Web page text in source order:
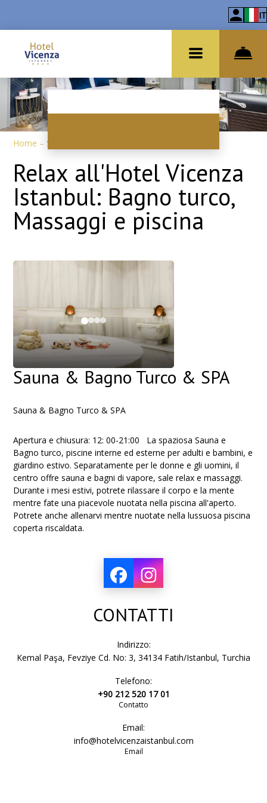
IT
Home – Servizi
Relax all'Hotel Vicenza
Istanbul: Bagno turco,
Massaggi e piscina
Sauna & Bagno Turco & SPA
Sauna & Bagno Turco & SPA
Apertura e chiusura: 12: 00-21:00 La spaziosa Sauna e
Bagno turco, piscine interne ed esterne per adulti e bambini, e
giardino estivo. Separatamente per le donne e gli uomini, il
centro offre sauna e bagni di vapore, sale relax e massaggi.
Durante i mesi estivi, potrete rilassare il corpo e la mente
mentre fate una piacevole nuotata nella piscina all'aperto.
Potrete anche allenarvi mentre nuotate nella lussuosa piscina
coperta riscaldata.
CONTATTI
Indirizzo:
Kemal Paşa, Fevziye Cd. No: 3, 34134 Fatih/Istanbul, Turchia
Telefono:
+90 212 520 17 01
Contatto
Email:
info@hotelvicenzaistanbul.com
Email